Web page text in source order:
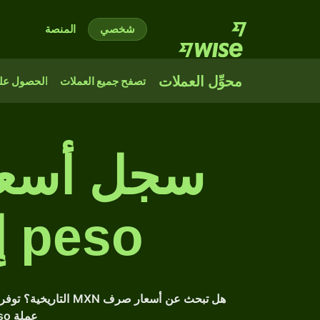
شخصي المنصة
محوِّل العملات تصفح جميع العملات الحصول
peso إلى إلى الدولار الكندي
عملة Mexican peso عبر الزمن، واتخذ قرارات مدروسة استناداً إلى بياناتنا الموثوقة.